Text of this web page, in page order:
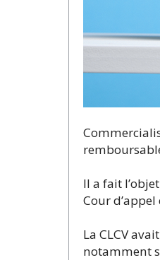
Il a fait
Cour
La CLCV
notamment